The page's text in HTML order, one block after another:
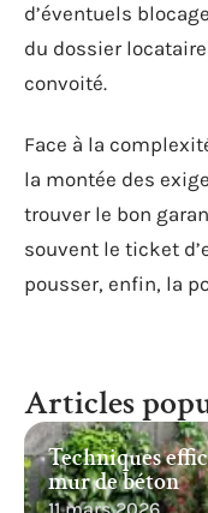
d’éventuels
du dossier
convoité.
Face à la
la montée des
trouver le bon
souvent le ticket
pousser, enfin, la
Articles
Techniques
mur de béton